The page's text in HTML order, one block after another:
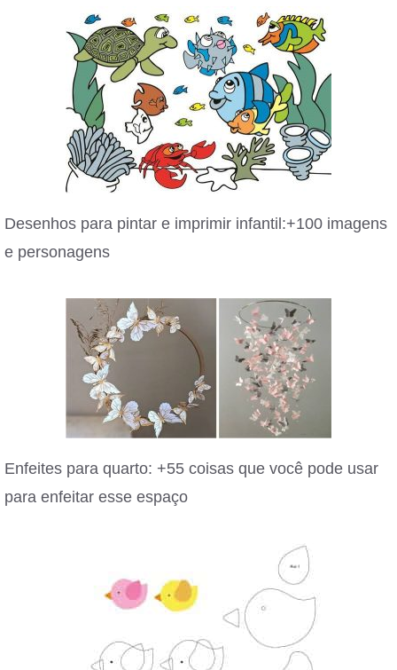
Desenhos para pintar e imprimir infantil:+100 imagens
e personagens
Enfeites para quarto: +55 coisas que você pode usar
para enfeitar esse espaço